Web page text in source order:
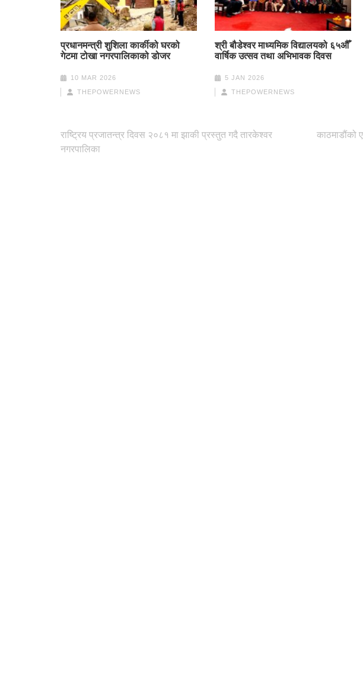
प्रधानमन्त्री शुशिला कार्कीको घरको
गेटमा टोखा नगरपालिकाको डोजर
10 MAR 2026
THEPOWERNEWS
श्री बौडेश्वर माध्यमिक विद्यालयको ६५औँ
वार्षिक उत्सव तथा अभिभावक दिवस
5 JAN 2026
THEPOWERNEWS
Post
navigation
राष्ट्रिय प्रजातन्त्र दिवस २०८१ मा झाकी प्रस्तुत गदै तारकेश्वर
नगरपालिका
काठमाडौंको